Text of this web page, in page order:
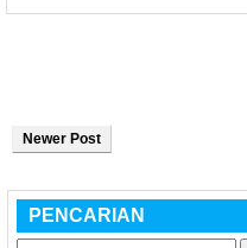
Newer Post
PENCARIAN